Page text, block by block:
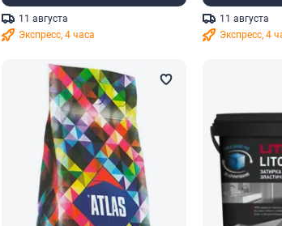
11 августа
Экспресс, 4 часа
11 августа
Экспресс, 4